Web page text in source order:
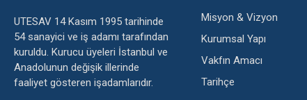
UTESAV 14 Kasım 1995 tarihinde
54 sanayici ve iş adamı tarafından
kuruldu. Kurucu üyeleri İstanbul ve
Anadolunun değişik illerinde
faaliyet gösteren işadamlarıdır.
Misyon & Vizyon
Kurumsal Yapı
Vakfın Amacı
Tarihçe